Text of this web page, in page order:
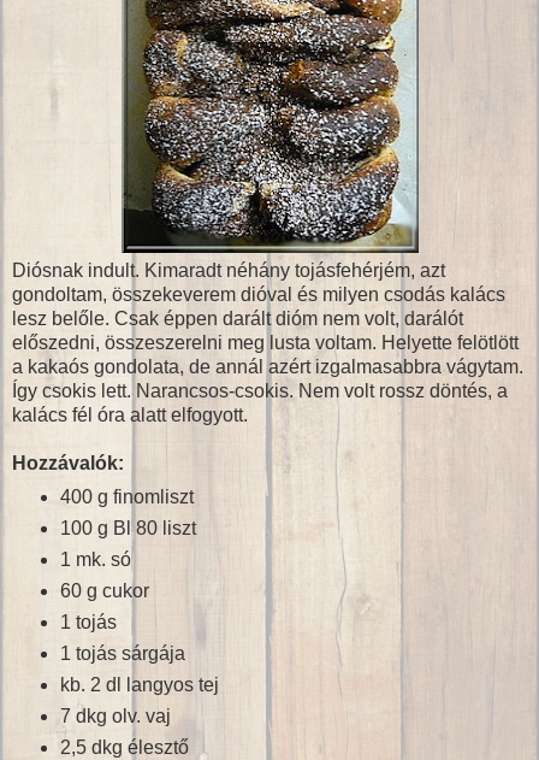
Diósnak indult. Kimaradt néhány tojásfehérjém, azt
gondoltam, összekeverem dióval és milyen csodás kalács
lesz belőle. Csak éppen darált dióm nem volt, darálót
előszedni, összeszerelni meg lusta voltam. Helyette felötlött
a kakaós gondolata, de annál azért izgalmasabbra vágytam.
Így csokis lett. Narancsos-csokis. Nem volt rossz döntés, a
kalács fél óra alatt elfogyott.
Hozzávalók:
400 g finomliszt
100 g Bl 80 liszt
1 mk. só
60 g cukor
1 tojás
1 tojás sárgája
kb. 2 dl langyos tej
7 dkg olv. vaj
2,5 dkg élesztő